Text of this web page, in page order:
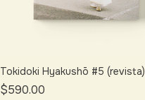
Tokidoki Hyakushō #5 (revista)
$590.00